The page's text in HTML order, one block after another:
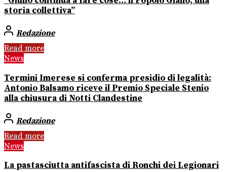
storia collettiva”
Redazione
Read more
News
Termini Imerese si conferma presidio di legalità:
Antonio Balsamo riceve il Premio Speciale Stenio
alla chiusura di Notti Clandestine
Redazione
Read more
News
La pastasciutta antifascista di Ronchi dei Legionari